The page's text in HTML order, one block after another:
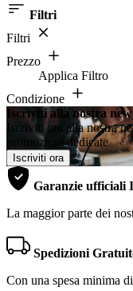
Filtri
Filtri
Prezzo
Applica Filtro
Condizione
Iscriviti alla nostra
Iscriviti ora alla nostra
promozioni dedicate
Iscriviti ora
Garanzie ufficiali
La maggior parte dei
Spedizioni
Con una spesa minima